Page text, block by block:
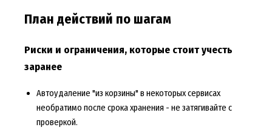
План действий по шагам
Риски и ограничения, которые стоит учесть
заранее
Автоудаление "из корзины" в некоторых сервисах
необратимо после срока хранения - не затягивайте с
проверкой.